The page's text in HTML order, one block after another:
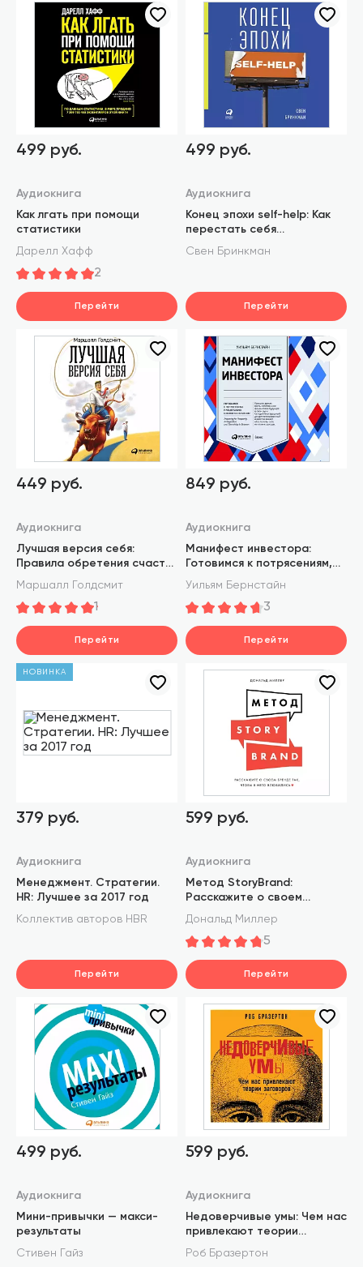
499 руб.
Аудиокнига
Как лгать при помощи
статистики
Дарелл Хафф
2
Перейти
499 руб.
Аудиокнига
Конец эпохи self-help: Как
перестать себя
совершенствовать
Свен Бринкман
Перейти
449 руб.
Аудиокнига
Лучшая версия себя:
Правила обретения счастья
и смысла на работе и в
жизни
Маршалл Голдсмит
1
Перейти
849 руб.
Аудиокнига
Манифест инвестора:
Готовимся к потрясениям,
процветанию и всему
остальному
Уильям Бернстайн
3
Перейти
НОВИНКА
379 руб.
Аудиокнига
Менеджмент. Стратегии.
HR: Лучшее за 2017 год
Коллектив авторов HBR
Перейти
599 руб.
Аудиокнига
Метод StoryBrand:
Расскажите о своем
бренде так, чтобы в него
влюбились
Дональд Миллер
5
Перейти
499 руб.
Аудиокнига
Мини-привычки — макси-
результаты
Стивен Гайз
599 руб.
Аудиокнига
Недоверчивые умы: Чем нас
привлекают теории
заговоров
Роб Бразертон